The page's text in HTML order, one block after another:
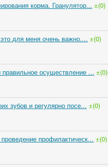
корма. Гранулятор... ±(0)
для меня очень важно.... ±(0)
осуществление ... ±(0)
зубов и регулярно посе... ±(0)
профилактическ... ±(0)